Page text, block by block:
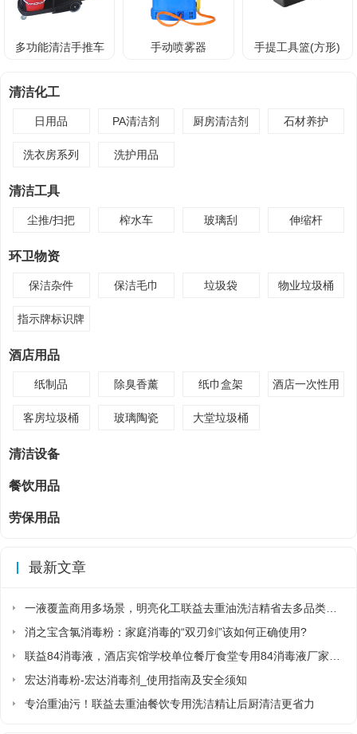
多功能清洁手推车 手动喷雾器 手提工具篮(方形)
清洁化工
日用品 PA清洁剂 厨房清洁剂 石材养护
洗衣房系列 洗护用品
清洁工具
尘推/扫把 榨水车 玻璃刮 伸缩杆
环卫物资
保洁杂件 保洁毛巾 垃圾袋 物业垃圾桶
指示牌标识牌
酒店用品
纸制品 除臭香薰 纸巾盒架
酒店一次性用
客房垃圾桶 玻璃陶瓷 大堂垃圾桶
清洁设备
餐饮用品
劳保用品
最新文章
消之宝含氯消毒粉：家庭消毒的“双刃剑”该如何正确使用?
宏达消毒粉-宏达消毒剂_使用指南及安全须知
专治重油污！联益去重油餐饮专用洗洁精让后厨清洁更省力